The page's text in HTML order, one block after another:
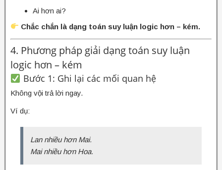
Ai hơn ai?
Chắc chắn là dạng toán suy luận logic hơn – kém.
4. Phương pháp giải dạng toán suy luận
logic hơn – kém
Bước 1: Ghi lại các mối quan hệ
Không vội trả lời ngay.
Ví dụ:
Lan nhiều hơn Mai.
Mai nhiều hơn Hoa.